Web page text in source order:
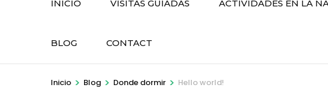
INICIO VISITAS GUIADAS ACTIVIDADES EN LA
BLOG CONTACT
Inicio > Blog > Donde dormir > Hello world!